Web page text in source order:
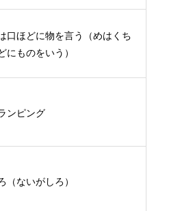
口ほどに物を言う（めはくち
にものをいう）
ンピング
（ないがしろ）